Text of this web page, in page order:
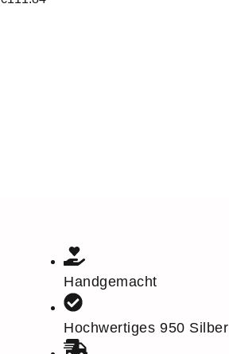
Handgemacht
Hochwertiges 950 Silber